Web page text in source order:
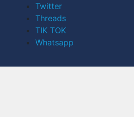
Twitter
Threads
TIK TOK
Whatsapp